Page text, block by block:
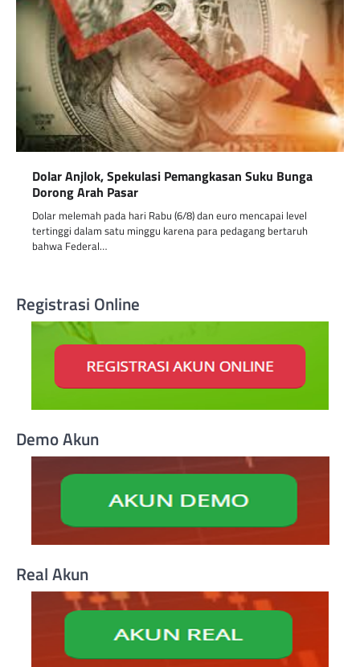
Dolar Anjlok, Spekulasi Pemangkasan Suku Bunga
Dorong Arah Pasar
Dolar melemah pada hari Rabu (6/8) dan euro mencapai level
tertinggi dalam satu minggu karena para pedagang bertaruh
bahwa Federal…
Registrasi Online
Demo Akun
Real Akun